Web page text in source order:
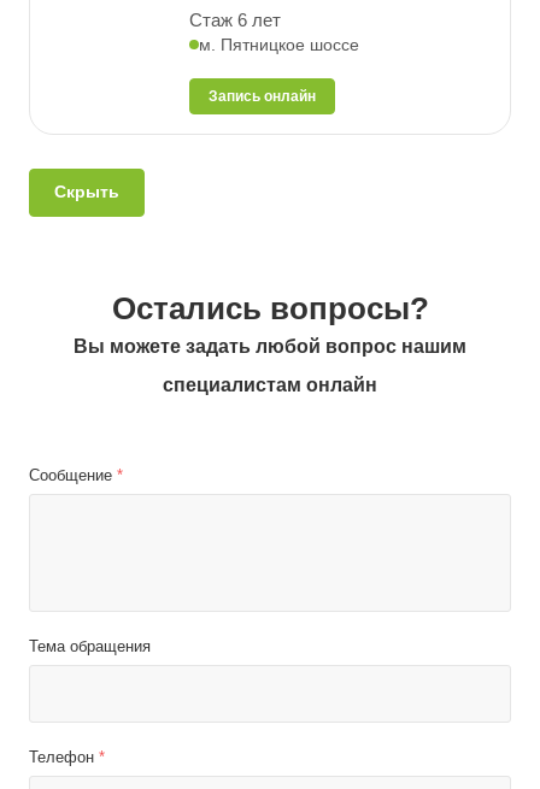
Стаж 6 лет
м. Пятницкое шоссе
Запись онлайн
Скрыть
Остались вопросы?
Вы можете задать любой вопрос нашим
специалистам онлайн
Сообщение *
Тема обращения
Телефон *